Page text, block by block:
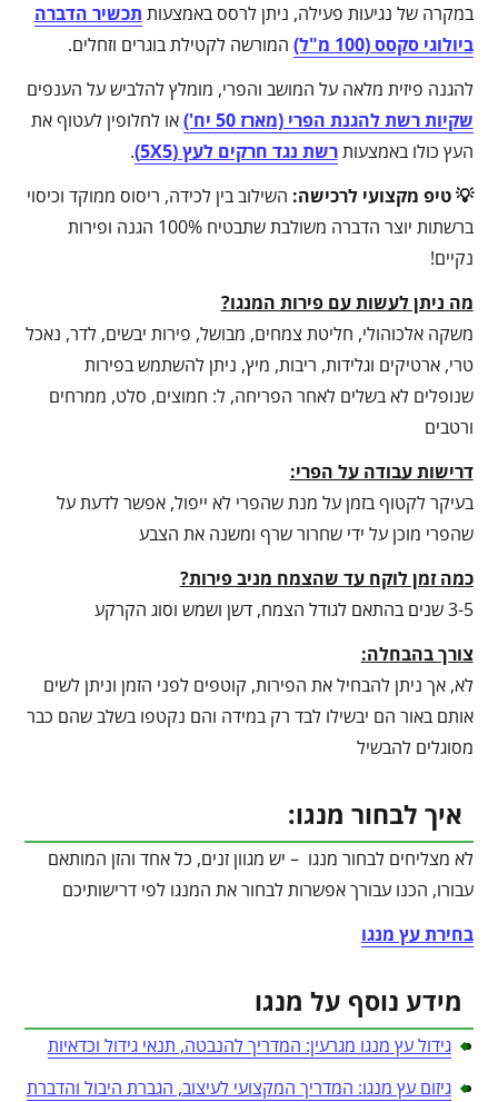
במקרה של נגיעות פעילה, ניתן לרסס באמצעות תכשיר הדברה
ביולוגי סקסס (100 מ"ל)
המורשה לקטילת בוגרים וזחלים.
להגנה פיזית מלאה על המושב והפרי, מומלץ להלביש על הענפים
שקיות רשת להגנת הפרי (מארז 50 יח')
או לחלופין לעטוף את
העץ כולו באמצעותרשת נגד חרקים לעץ (5X5)
.
💡 טיפ מקצועי לרכישה: השילוב בין לכידה, ריסוס ממוקד וכיסוי
ברשתות יוצר הדברה משולבת שתבטיח 100% הגנה ופירות
נקיים!
מה ניתן לעשות עם פירות המנגו?
משקה אלכוהולי, חליטת צמחים, מבושל, פירות יבשים, לדר, נאכל
טרי, ארטיקים וגלידות, ריבות, מיץ, ניתן להשתמש בפירות
שנופלים לא בשלים לאחר הפריחה, ל: חמוצים, סלט, ממרחים
ורטבים
דרישות עבודה על הפרי:
בעיקר לקטוף בזמן על מנת שהפרי לא ייפול, אפשר לדעת על
שהפרי מוכן על ידי שחרור שרף ומשנה את הצבע
כמה זמן לוקח עד שהצמח מניב פירות?
3-5 שנים בהתאם לגודל הצמח, דשן ושמש וסוג הקרקע
צורך בהבחלה:
לא, אך ניתן להבחיל את הפירות, קוטפים לפני הזמן וניתן לשים
אותם באור הם יבשילו לבד רק במידה והם נקטפו בשלב שהם כבר
מסוגלים להבשיל
איך לבחור מנגו:
לא מצליחים לבחור מנגו – יש מגוון זנים, כל אחד והזן המותאם
עבורו, הכנו עבורך אפשרות לבחור את המנגו לפי דרישותיכם
בחירת עץ מנגו
מידע נוסף על מנגו
גידול עץ מנגו מגרעין: המדריך להנבטה, תנאי גידול וכדאיות
גיזום עץ מנגו: המדריך המקצועי לעיצוב, הגברת היבול והדברת